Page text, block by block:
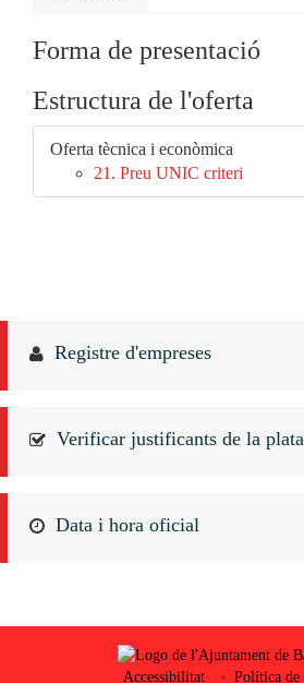
Forma de presentació
Estructura de l'oferta
Oferta tècnica i econòmica
21. Preu UNIC criteri
Registre d'empreses
Verificar justificants de la
Data i hora oficial
Accessibilitat Política de